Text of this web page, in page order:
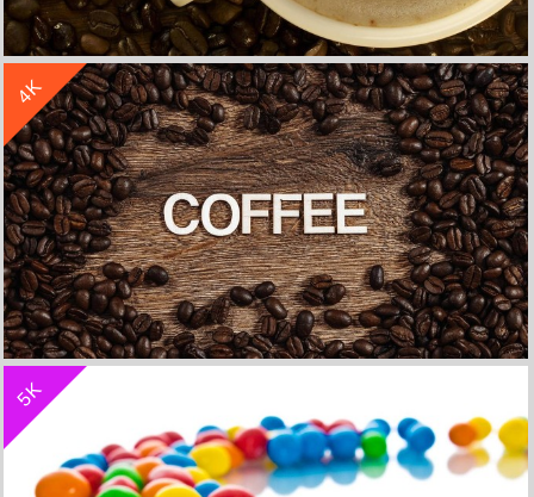
咖啡豆拉花4k壁纸
4K
立 即 下 载
收 藏
5K
立 即 下 载
收 藏